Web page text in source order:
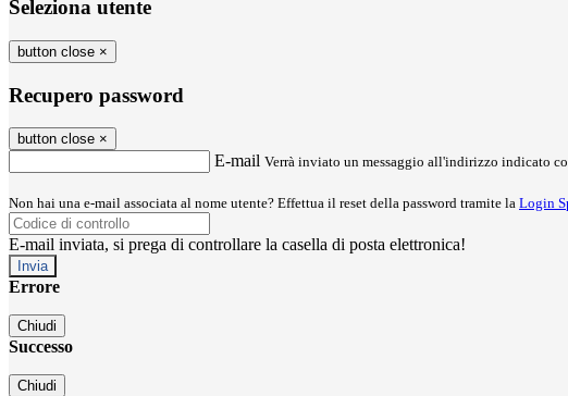
Seleziona utente
button close ×
Recupero password
button close ×
E-mail Verrà inviato un messaggio all'indirizzo indicato
Non hai una e-mail associata al nome utente? Effettua il reset della password tramite la Login
E-mail inviata, si prega di controllare la casella di posta elettronica!
Errore
Chiudi
Successo
Chiudi